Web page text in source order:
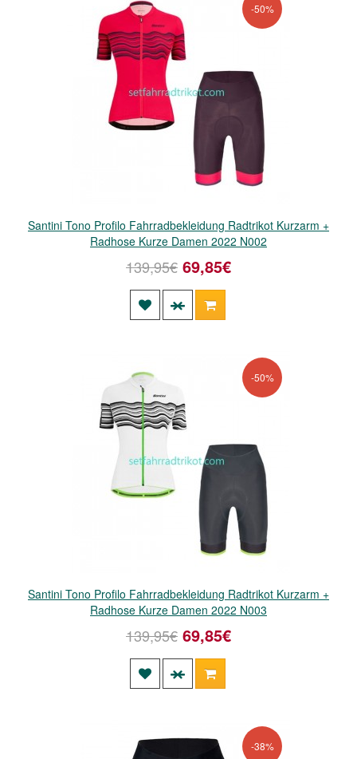
-50%
Santini Tono Profilo Fahrradbekleidung Radtrikot Kurzarm +
Radhose Kurze Damen 2022 N002
139,95€ 69,85€
-50%
Santini Tono Profilo Fahrradbekleidung Radtrikot Kurzarm +
Radhose Kurze Damen 2022 N003
139,95€ 69,85€
-38%